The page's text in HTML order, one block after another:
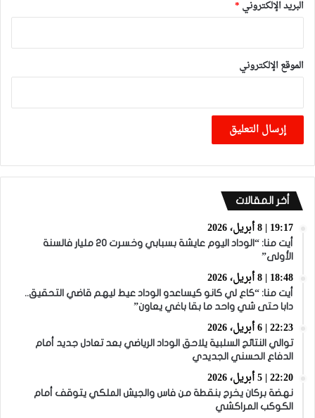
البريد الإلكتروني *
الموقع الإلكتروني
أخر المقالات
19:17 | 8 أبريل، 2026
أيت منا: “الوداد اليوم عايشة بسبابي وخسرت 20 مليار فالسنة
الأولى”
18:48 | 8 أبريل، 2026
أيت منا: “كاع لي كانو كيساعدو الوداد عيط ليهم قاضي التحقيق..
دابا حتى شي واحد ما بقا باغي يعاون”
22:23 | 6 أبريل، 2026
توالي النتائج السلبية يلاحق الوداد الرياضي بعد تعادل جديد أمام
الدفاع الحسني الجديدي
22:20 | 5 أبريل، 2026
نهضة بركان يخرج بنقطة من فاس والجيش الملكي يتوقف أمام
الكوكب المراكشي